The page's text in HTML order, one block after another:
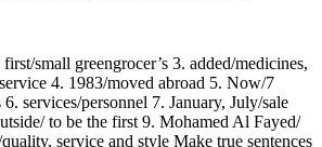
small greengrocer’s 3. added/medicines,
4. 1983/moved abroad 5. Now/7
services/personnel 7. January, July/sale
to be the first 9. Mohamed Al Fayed/
service and style Make true sentences